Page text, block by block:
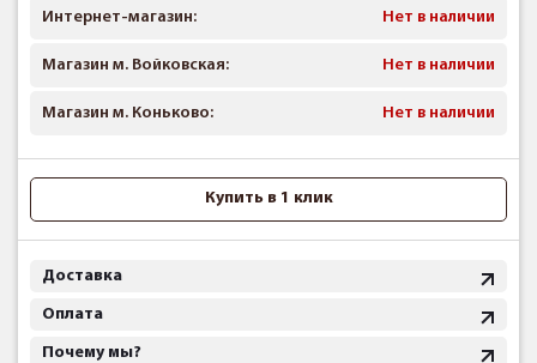
Интернет-магазин: Нет в наличии
Магазин м. Войковская: Нет в наличии
Магазин м. Коньково: Нет в наличии
Купить в 1 клик
Доставка
Оплата
Почему мы?